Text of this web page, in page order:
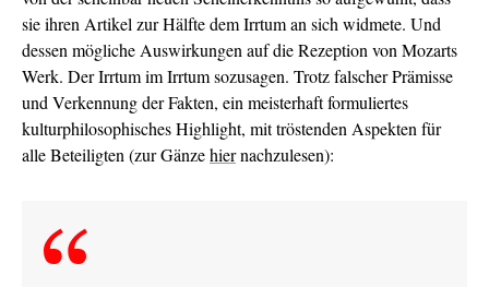
sie ihren Artikel zur Hälfte dem Irrtum an sich widmete. Und
dessen mögliche Auswirkungen auf die Rezeption von Mozarts
Werk. Der Irrtum im Irrtum sozusagen. Trotz falscher Prämisse
und Verkennung der Fakten, ein meisterhaft formuliertes
kulturphilosophisches Highlight, mit tröstenden Aspekten für
alle Beteiligten (zur Gänzehiernachzulesen):